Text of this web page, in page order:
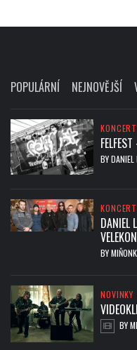
POPULÁRNÍ NEJNOVĚJŠÍ
BYDANIEL
DANIEL
BY
NOVINKY
BY